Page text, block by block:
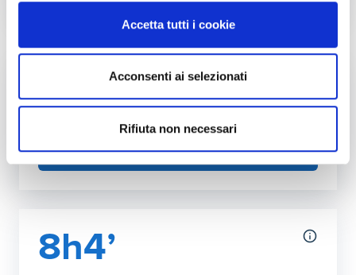
Accetta tutti i cookie
Acconsenti ai selezionati
Rifiuta non necessari
Grafico che mostra l'autonomia in chilometri ottenibile
30 minuti:359 km
Fai l'upgrade a più kW in casa
Puoi aumentare la potenza della tua rete
SCOPRI COME
8h4’